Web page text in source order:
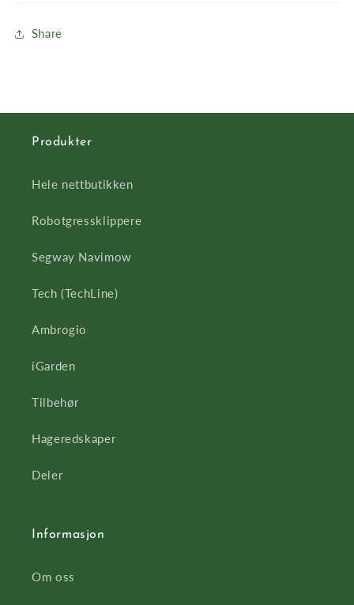
Share
Produkter
Hele nettbutikken
Robotgressklippere
Segway Navimow
Tech (TechLine)
Ambrogio
iGarden
Tilbehør
Hageredskaper
Deler
Informasjon
Om oss